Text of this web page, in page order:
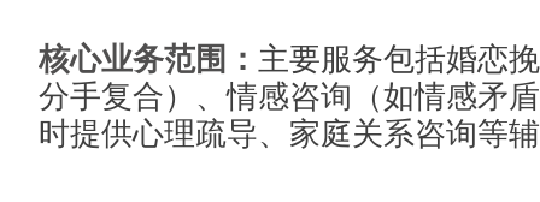
核心业务范围： 主要服务包括婚恋
分手复合）、情感咨询（如情感矛
时提供心理疏导、家庭关系咨询等